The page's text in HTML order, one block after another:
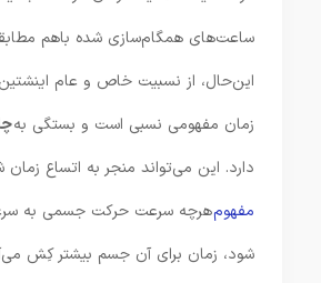
ساعت‌های همگام‌سازی شده باهم
این‌حال، از نسبیت خاص و عام
زمان مفهومی نسبی است و بستگی به
دارد. این می‌تواند منجر به اتساع
مفهومهرچه سرعت حرکت جسمی به
شود، زمان برای آن جسم بیشتر کِش